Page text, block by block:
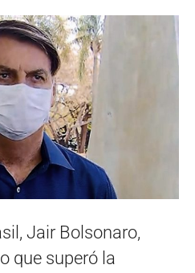
Jair Bolsonaro,
que superó la